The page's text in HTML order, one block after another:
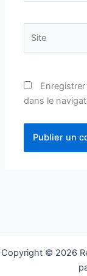
dans le
Copyright © 2026